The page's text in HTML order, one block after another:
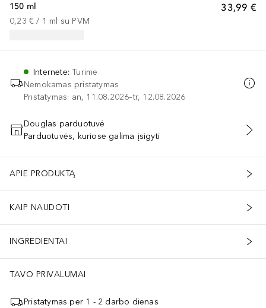
33,99 €
150 ml
0,23 € / 1 ml su PVM
Internete:Turime
Nemokamas pristatymas
Pristatymas: an, 11.08.2026–tr, 12.08.2026
PRIDĖTI Į KREPŠELĮ
Douglas parduotuvė
Parduotuvės, kuriose galima įsigyti
APIE PRODUKTĄ
KAIP NAUDOTI
INGREDIENTAI
TAVO PRIVALUMAI
Pristatymas per 1 - 2 darbo dienas